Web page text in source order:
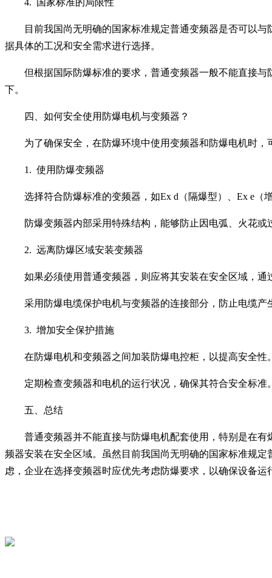
4. 国家标准的局限性
目前我国尚无明确的国家标准规定普通变频器是否可以
据具体的工况和安全需求进行选择。
但根据国际防爆标准的要求，普通变频器一般不能直接
下。
四、如何安全使用防爆电机与变频器？
为了确保安全，在防爆环境中使用变频器和防爆电机时，
1. 使用防爆变频器
选择符合防爆标准的变频器，如Ex d（隔爆型）、Ex e（
防爆变频器内部采用特殊结构，能够防止因电弧、火花或
2. 远离防爆区域安装变频器
如果必须使用普通变频器，则应将其安装在安全区域，
采用防爆电缆保护电机与变频器的连接部分，防止电缆产
3. 增加安全保护措施
在防爆电机和变频器之间加装防爆电控柜，以提高安全性
定期检查变频器和电机的运行状况，确保其符合安全标准
五、总结
普通变频器并不能直接与防爆电机配套使用，特别是在
频器安装在安全区域。虽然目前我国尚无明确的国家标准规
虑，企业在选择变频器时应优先考虑防爆要求，以确保设备运